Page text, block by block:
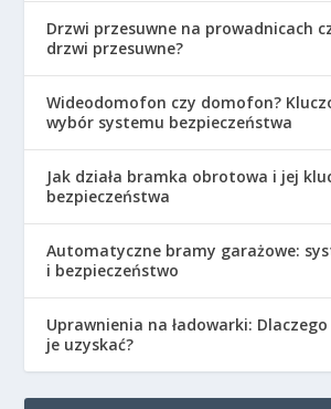
Drzwi przesuwne na prowadnicach
drzwi przesuwne?
Wideodomofon czy domofon?
wybór systemu bezpieczeństwa
Jak działa bramka obrotowa i jej
bezpieczeństwa
Automatyczne bramy garażowe:
i bezpieczeństwo
Uprawnienia na ładowarki:
je uzyskać?